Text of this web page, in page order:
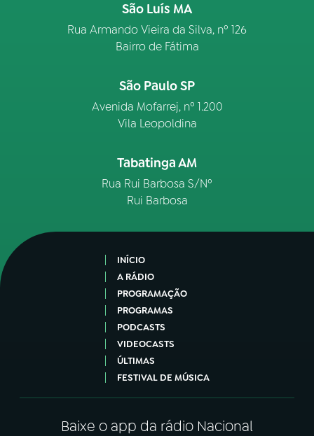
São Luís MA
Rua Armando Vieira da Silva, nº 126
Bairro de Fátima
São Paulo SP
Avenida Mofarrej, nº 1.200
Vila Leopoldina
Tabatinga AM
Rua Rui Barbosa S/Nº
Rui Barbosa
INÍCIO
A RÁDIO
PROGRAMAÇÃO
PROGRAMAS
PODCASTS
VIDEOCASTS
ÚLTIMAS
FESTIVAL DE MÚSICA
Baixe o app da rádio Nacional